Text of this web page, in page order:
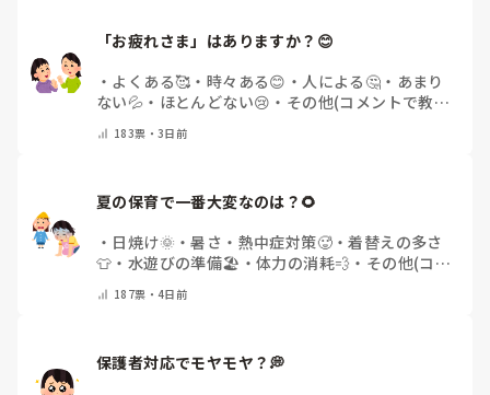
「お疲れさま」はありますか？😊
・ よくある🥰 ・ 時々ある😊 ・ 人による🤔 ・ あまり
ない💦 ・ ほとんどない😢 ・ その他(コメントで教え
183票・3日前
夏の保育で一番大変なのは？🌻
・ 日焼け🌞 ・暑さ・熱中症対策🥵・着替えの多さ
👕 ・ 水遊びの準備🏖️ ・ 体力の消耗💨 ・ その他(コメ
187票・4日前
保護者対応でモヤモヤ？💭